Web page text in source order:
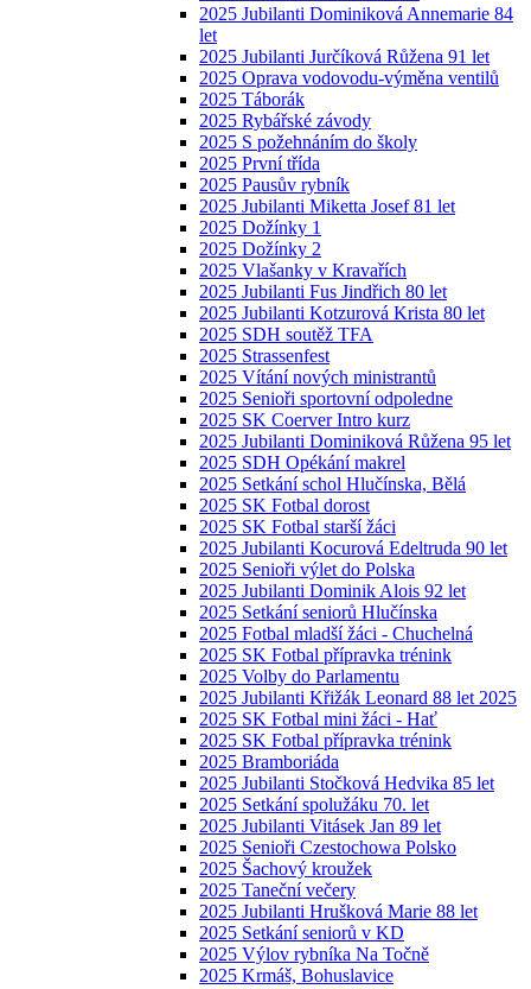
2025 Jubilanti Dominiková Annemarie 84
let
2025 Jubilanti Jurčíková Růžena 91 let
2025 Oprava vodovodu-výměna ventilů
2025 Táborák
2025 Rybářské závody
2025 S požehnáním do školy
2025 První třída
2025 Pausův rybník
2025 Jubilanti Miketta Josef 81 let
2025 Dožínky 1
2025 Dožínky 2
2025 Vlašanky v Kravařích
2025 Jubilanti Fus Jindřich 80 let
2025 Jubilanti Kotzurová Krista 80 let
2025 SDH soutěž TFA
2025 Strassenfest
2025 Vítání nových ministrantů
2025 Senioři sportovní odpoledne
2025 SK Coerver Intro kurz
2025 Jubilanti Dominiková Růžena 95 let
2025 SDH Opékání makrel
2025 Setkání schol Hlučínska, Bělá
2025 SK Fotbal dorost
2025 SK Fotbal starší žáci
2025 Jubilanti Kocurová Edeltruda 90 let
2025 Senioři výlet do Polska
2025 Jubilanti Dominik Alois 92 let
2025 Setkání seniorů Hlučínska
2025 Fotbal mladší žáci - Chuchelná
2025 SK Fotbal přípravka trénink
2025 Volby do Parlamentu
2025 Jubilanti Křižák Leonard 88 let 2025
2025 SK Fotbal mini žáci - Hať
2025 SK Fotbal přípravka trénink
2025 Bramboriáda
2025 Jubilanti Stočková Hedvika 85 let
2025 Setkání spolužáku 70. let
2025 Jubilanti Vitásek Jan 89 let
2025 Senioři Czestochowa Polsko
2025 Šachový kroužek
2025 Taneční večery
2025 Jubilanti Hrušková Marie 88 let
2025 Setkání seniorů v KD
2025 Výlov rybníka Na Točně
2025 Krmáš, Bohuslavice